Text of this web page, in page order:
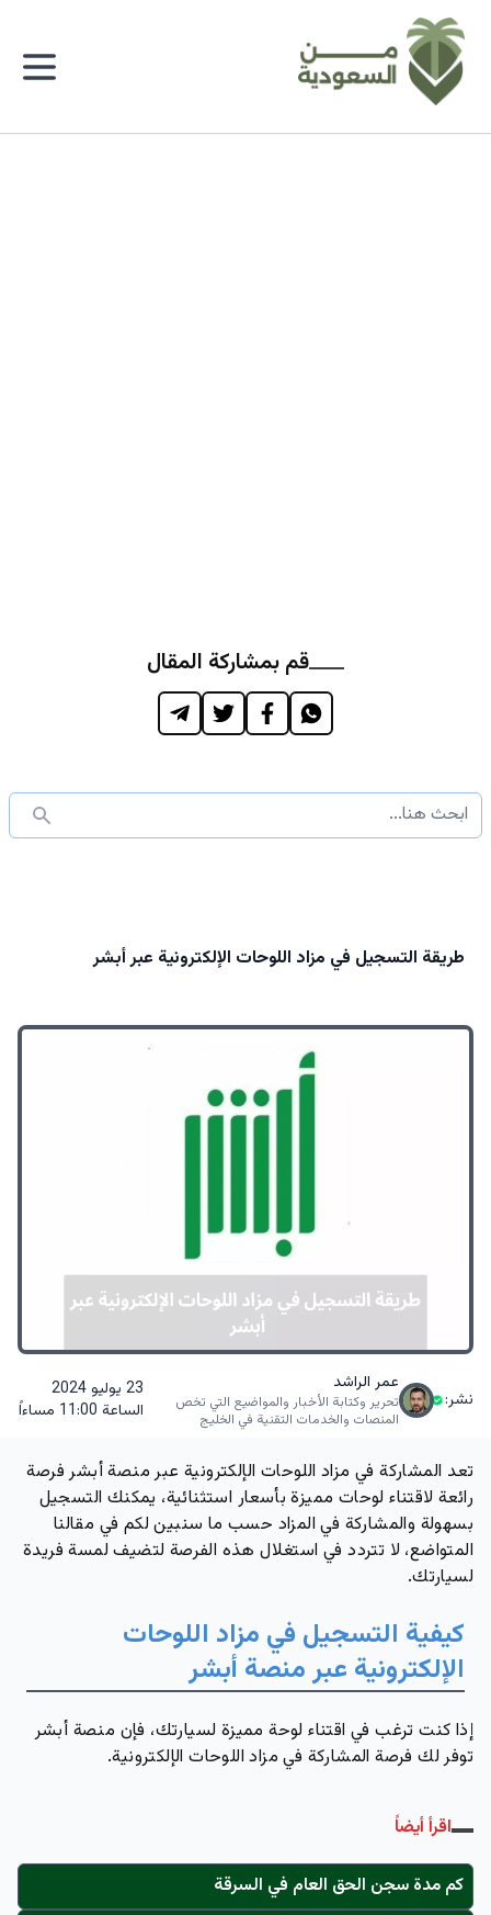
قم بمشاركة المقال
طريقة التسجيل في مزاد اللوحات الإلكترونية عبر أبشر
نشر:
عمر الراشد
تحرير وكتابة الأخبار والمواضيع التي تخص
المنصات والخدمات التقنية في الخليج
23 يوليو 2024
الساعة 11:00 مساءاً
تعد المشاركة في مزاد اللوحات الإلكترونية عبر منصة أبشر فرصة
رائعة لاقتناء لوحات مميزة بأسعار استثنائية، يمكنك التسجيل
بسهولة والمشاركة في المزاد حسب ما سنبين لكم في مقالنا
المتواضع، لا تتردد في استغلال هذه الفرصة لتضيف لمسة فريدة
لسيارتك.
كيفية التسجيل في مزاد اللوحات
الإلكترونية عبر منصة أبشر
إذا كنت ترغب في اقتناء لوحة مميزة لسيارتك، فإن منصة أبشر
توفر لك فرصة المشاركة في مزاد اللوحات الإلكترونية.
اقرأ أيضاً
كم مدة سجن الحق العام في السرقة